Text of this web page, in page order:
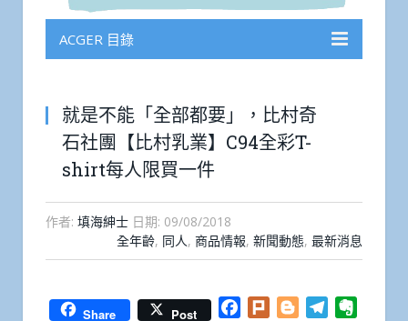
ACGER 目錄
就是不能「全部都要」，比村奇
石社團【比村乳業】C94全彩T-
shirt每人限買一件
作者: 填海紳士 日期: 09/08/2018
全年齡, 同人, 商品情報, 新聞動態, 最新消息
Share Post Facebook
Plurk BloggerTelegram